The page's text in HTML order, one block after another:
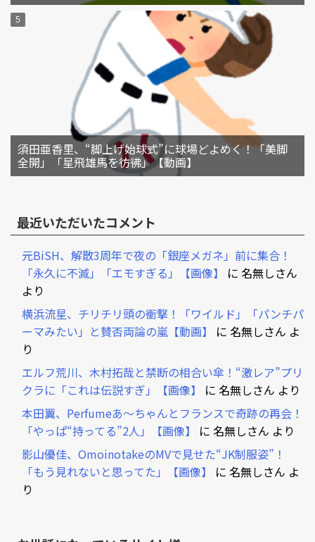
須田亜香里、“脚上げ始球式”に球場どよめく！「美脚
全開」「星飛雄馬を彷彿」【動画】
最近いただいたコメント
元BiSH、解散3周年で夜の「銀座メガネ」前に集合！
「永久に不滅」「エモすぎる」【画像】
に 名無しさん
より
横浜流星、チリチリ頭の衝撃！「ワイルド」「パンチパ
ーマみたい」と賛否両論の嵐【動画】
に 名無しさん よ
り
エルフ荒川、木村拓哉と禁断の相合い傘！“激レア”プリ
クラに「これは伝説すぎ」【画像】
に 名無しさん より
本田翼、Perfumeあ～ちゃんとフランスで奇跡の再会！
「やっぱ“持ってる”2人」【画像】
に 名無しさん より
影山優佳、OmoinotakeのMVで見せた“JK制服姿”！
「もう見れないと思ってた」【画像】
に 名無しさん よ
り